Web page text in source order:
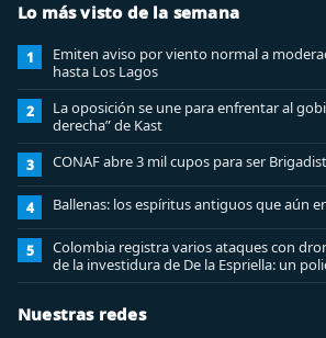
Lo más visto de la semana
1
Emiten aviso por viento normal a
hasta Los Lagos
2
La oposición se une para enfrentar al
derecha” de Kast
3 CONAF abre 3 mil cupos para ser
4 Ballenas: los espíritus antiguos que aún
5
Colombia registra varios ataques con
de la investidura de De la Espriella: un
Nuestras redes